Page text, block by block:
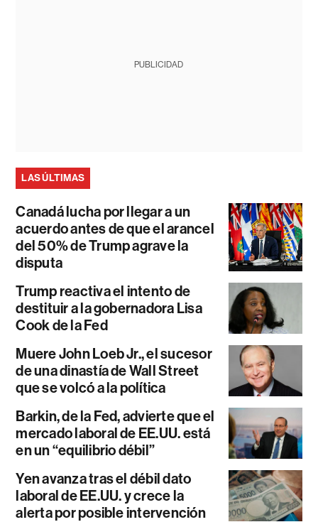
PUBLICIDAD
LAS ÚLTIMAS
Canadá lucha por llegar a un
acuerdo antes de que el arancel
del 50% de Trump agrave la
disputa
Trump reactiva el intento de
destituir a la gobernadora Lisa
Cook de la Fed
Muere John Loeb Jr., el sucesor
de una dinastía de Wall Street
que se volcó a la política
Barkin, de la Fed, advierte que el
mercado laboral de EE.UU. está
en un “equilibrio débil”
Yen avanza tras el débil dato
laboral de EE.UU. y crece la
alerta por posible intervención